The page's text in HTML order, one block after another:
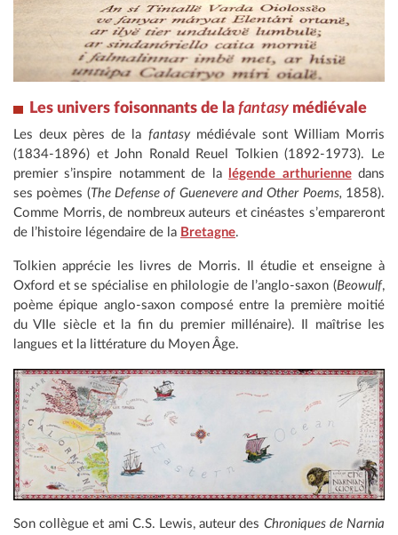
Les univers foisonnants de la fantasy médiévale
Les deux pères de la fantasymédiévale sont William Morris
(1834-1896) et John Ronald Reuel Tolkien (1892-1973). Le
premier s’inspire notamment de la
légende arthuriennedans
ses poèmes (The Defense of Guenevere and Other Poems, 1858).
Comme Morris, de nombreux auteurs et cinéastes s’empareront
de l’histoire légendaire de la Bretagne.
Tolkien apprécie les livres de Morris. Il étudie et enseigne à
Oxford et se spécialise en philologie de l’anglo-saxon (Beowulf,
poème épique anglo-saxon composé entre la première moitié
du VIIe siècle et la fin du premier millénaire). Il maîtrise les
langues et la littérature du Moyen Âge.
Son collègue et ami C.S. Lewis, auteur des Chroniques de Narnia